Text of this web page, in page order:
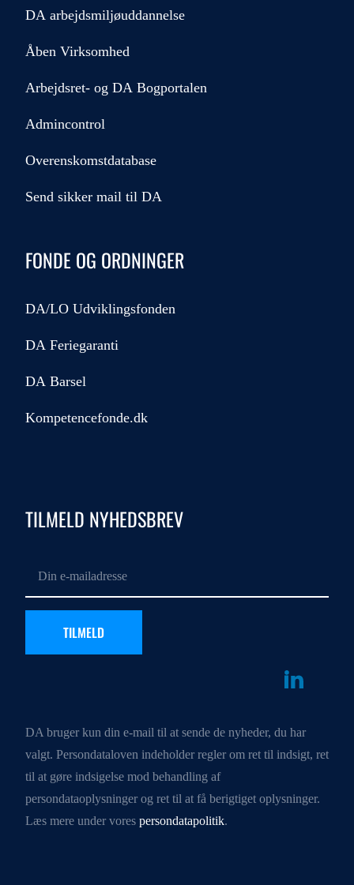
DA arbejdsmiljøuddannelse
Åben Virksomhed
Arbejdsret- og DA Bogportalen
Admincontrol
Overenskomstdatabase
Send sikker mail til DA
FONDE OG ORDNINGER
DA/LO Udviklingsfonden
DA Feriegaranti
DA Barsel
Kompetencefonde.dk
TILMELD NYHEDSBREV
DA bruger kun din e-mail til at sende de nyheder, du har
valgt. Persondataloven indeholder regler om ret til indsigt, ret
til at gøre indsigelse mod behandling af
persondataoplysninger og ret til at få berigtiget oplysninger.
Læs mere under vores persondatapolitik.